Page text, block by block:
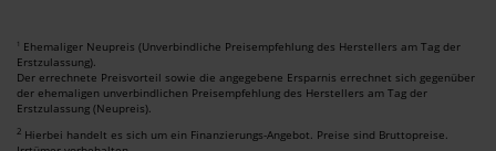
1 Ehemaliger Neupreis (Unverbindliche Preisempfehlung des Herstellers am Tag der
Erstzulassung).
Der errechnete Preisvorteil sowie die angegebene Ersparnis errechnet sich gegenüber
der ehemaligen unverbindlichen Preisempfehlung des Herstellers am Tag der
Erstzulassung (Neupreis).
2 Hierbei handelt es sich um ein Finanzierungs-Angebot. Preise sind Bruttopreise.